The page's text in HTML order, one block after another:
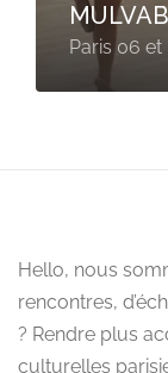
Paris 06 et
Hello, nous
rencontres,
? Rendre plus
culturelles